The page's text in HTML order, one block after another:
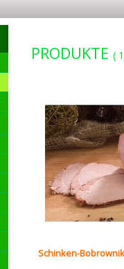
PRODUKTE (
Schinken-Bobrownik